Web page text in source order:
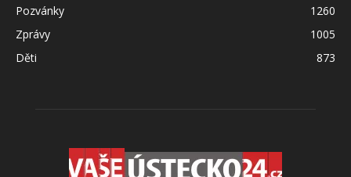
Pozvánky
1260
Zprávy
1005
Děti
873